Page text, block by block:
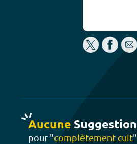
Aucune Suggestion
pour "complètement cuit"